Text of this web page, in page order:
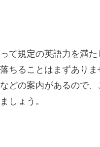
て規定の英語力を満
ちることはまずありま
どの案内があるので
しょう。